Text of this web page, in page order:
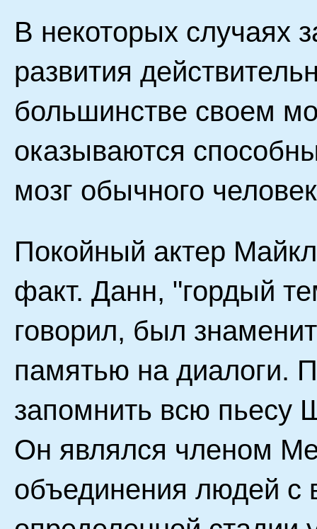
В некоторых случаях
развития
большинстве своем
оказываются
мозг обычного
Покойный актер
факт. Данн, "гордый
говорил, был
памятью на диалоги.
запомнить всю пьесу
Он являлся членом
объединения людей с